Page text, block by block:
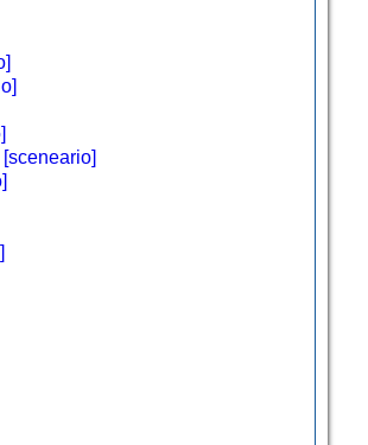
[sceneario]